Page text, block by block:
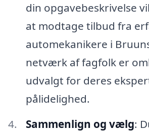
din opgavebeskrivelse
at modtage tilbud fra
automekanikere i
netværk af fagfolk er
udvalgt for deres
pålidelighed.
Sammenlign og vælg: